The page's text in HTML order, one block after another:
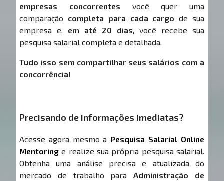
empresas concorrentes você quer uma
comparação completa para cada cargo de sua
empresa e, em até 20 dias, você recebe sua
pesquisa salarial completa e detalhada.
Tudo isso sem compartilhar seus salários com a
concorrência!
Precisando de Informações Imediatas?
Acesse agora mesmo a Pesquisa Salarial Online
Mentoring e realize sua própria pesquisa salarial.
Obtenha uma análise precisa e atualizada do
mercado de trabalho paraAdministração de